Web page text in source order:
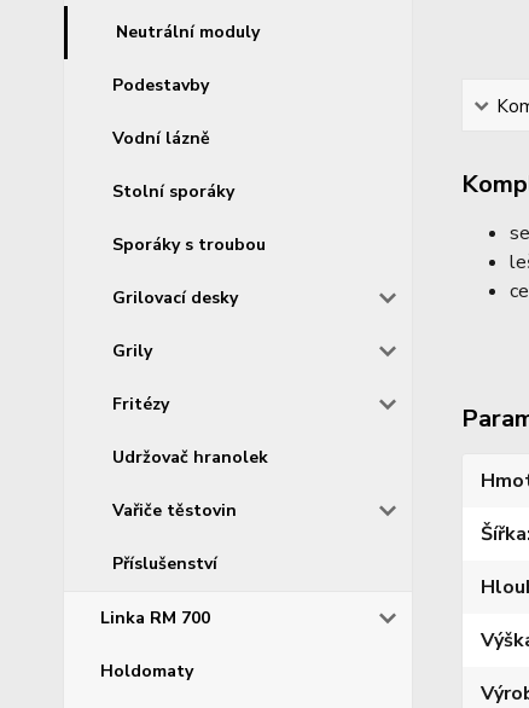
Neutrální moduly
Podestavby
Vodní lázně
Stolní sporáky
Sporáky s troubou
Grilovací desky
Grily
Fritézy
Udržovač hranolek
Vařiče těstovin
Příslušenství
Linka RM 700
Holdomaty
Šířka